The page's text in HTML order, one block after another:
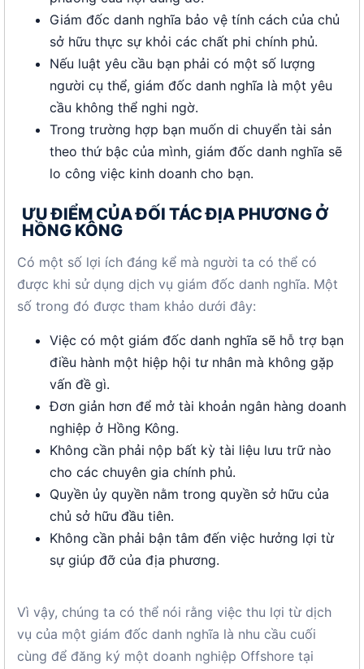
Giám đốc danh nghĩa bảo vệ tính cách của chủ
sở hữu thực sự khỏi các chất phi chính phủ.
Nếu luật yêu cầu bạn phải có một số lượng
người cụ thể, giám đốc danh nghĩa là một yêu
cầu không thể nghi ngờ.
Trong trường hợp bạn muốn di chuyển tài sản
theo thứ bậc của mình, giám đốc danh nghĩa sẽ
lo công việc kinh doanh cho bạn.
ƯU ĐIỂM CỦA ĐỐI TÁC ĐỊA PHƯƠNG Ở
HỒNG KÔNG
Có một số lợi ích đáng kể mà người ta có thể có
được khi sử dụng dịch vụ giám đốc danh nghĩa. Một
số trong đó được tham khảo dưới đây:
Việc có một giám đốc danh nghĩa sẽ hỗ trợ bạn
điều hành một hiệp hội tư nhân mà không gặp
vấn đề gì.
Đơn giản hơn để mở tài khoản ngân hàng doanh
nghiệp ở Hồng Kông.
Không cần phải nộp bất kỳ tài liệu lưu trữ nào
cho các chuyên gia chính phủ.
Quyền ủy quyền nằm trong quyền sở hữu của
chủ sở hữu đầu tiên.
Không cần phải bận tâm đến việc hưởng lợi từ
sự giúp đỡ của địa phương.
Vì vậy, chúng ta có thể nói rằng việc thu lợi từ dịch
vụ của một giám đốc danh nghĩa là nhu cầu cuối
cùng để đăng ký một doanh nghiệp Offshore tại